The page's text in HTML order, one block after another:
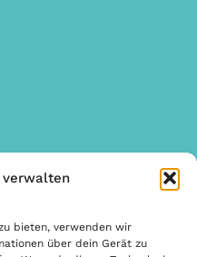
verwalten
bieten, verwenden wir
über dein Gerät zu